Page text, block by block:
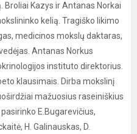
Kazys ir Antanas Norkai
kelią. Tragiško likimo
medicinos mokslų daktaras,
Antanas Norkus
instituto direktorius.
klausimais. Dirba mokslinį
mažuosius raseiniškius
E.Bugarevičius,
H. Galinauskas, D.